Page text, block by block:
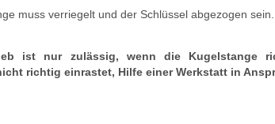
muss verriegelt und der Schlüssel abgezogen sein.
ist nur zulässig, wenn die Kugelstange
richtig einrastet, Hilfe einer Werkstatt in